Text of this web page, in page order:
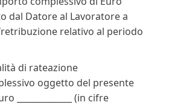
dal Datore al Lavoratore a
relativo al periodo
di rateazione
oggetto del presente
_____________ (in cifre